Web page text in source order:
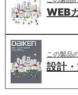
WEB
この製品
設計